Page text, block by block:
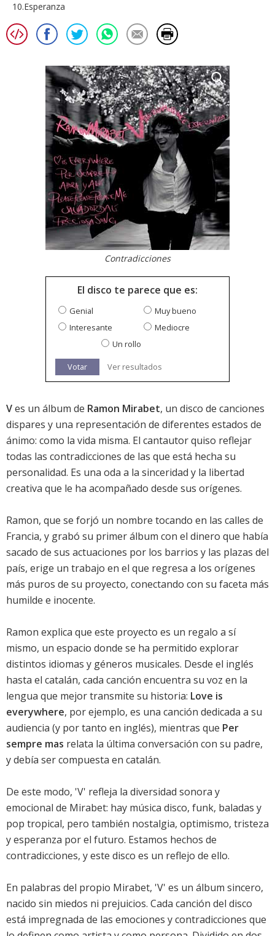
10.Esperanza
Contradicciones
El disco te parece que es:
Genial
Muy bueno
Interesante
Mediocre
Un rollo
Votar Ver resultados
Ves un álbum de Ramon Mirabet, un disco de canciones
dispares y una representación de diferentes estados de
ánimo: como la vida misma. El cantautor quiso reflejar
todas las contradicciones de las que está hecha su
personalidad. Es una oda a la sinceridad y la libertad
creativa que le ha acompañado desde sus orígenes.
Ramon, que se forjó un nombre tocando en las calles de
Francia, y grabó su primer álbum con el dinero que había
sacado de sus actuaciones por los barrios y las plazas del
país, erige un trabajo en el que regresa a los orígenes
más puros de su proyecto, conectando con su faceta más
humilde e inocente.
Ramon explica que este proyecto es un regalo a sí
mismo, un espacio donde se ha permitido explorar
distintos idiomas y géneros musicales. Desde el inglés
hasta el catalán, cada canción encuentra su voz en la
lengua que mejor transmite su historia: Love is
everywhere, por ejemplo, es una canción dedicada a su
audiencia (y por tanto en inglés), mientras que Per
sempre mas relata la última conversación con su padre,
y debía ser compuesta en catalán.
De este modo, 'V' refleja la diversidad sonora y
emocional de Mirabet: hay música disco, funk, baladas y
pop tropical, pero también nostalgia, optimismo, tristeza
y esperanza por el futuro. Estamos hechos de
contradicciones, y este disco es un reflejo de ello.
En palabras del propio Mirabet, 'V' es un álbum sincero,
nacido sin miedos ni prejuicios. Cada canción del disco
está impregnada de las emociones y contradicciones que